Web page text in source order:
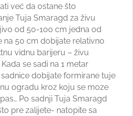
već da ostane što
Tuja Smaragd za živu
od 50-100 cm jedna od
na 50 cm dobijate relativno
vidnu barijeru – živu
se sadi na 1 metar
dobijate formirane tuje
ogradu kroz koju se moze
Po sadnji Tuja Smaragd
pre zalijete- natopite sa